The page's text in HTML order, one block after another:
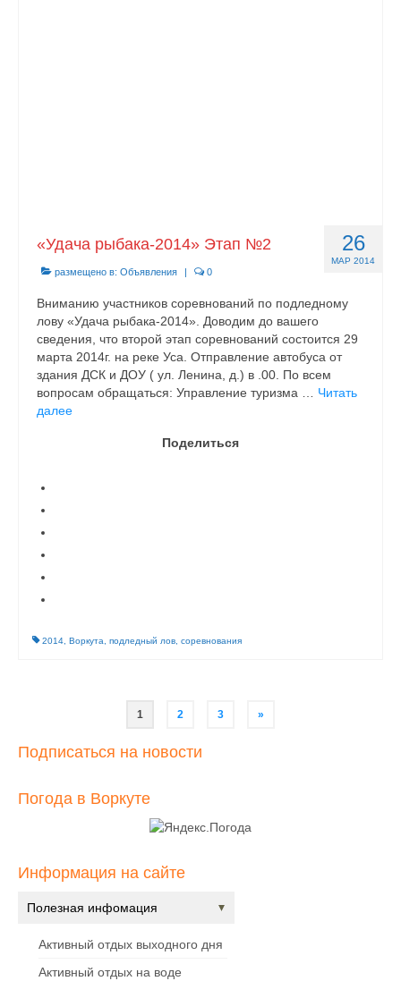
26
МАР 2014
«Удача рыбака-2014» Этап №2
размещено в: Объявления | 0
Вниманию участников соревнований по подледному
лову «Удача рыбака-2014». Доводим до вашего
сведения, что второй этап соревнований состоится 29
марта 2014г. на реке Уса. Отправление автобуса от
здания ДСК и ДОУ ( ул. Ленина, д.) в .00. По всем
вопросам обращаться: Управление туризма … Читать
далее
Поделиться
2014 Воркута подледный лов соревнования
записям
1 2 3 »
Подписаться на новости
Погода в Воркуте
Информация на сайте
Полезная инфомация
Активный отдых выходного дня
Активный отдых на воде